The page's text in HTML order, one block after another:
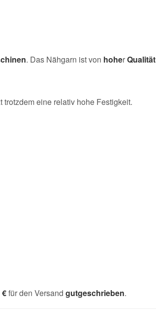
. Das Nähgarn ist von hoherQualität
eine relativ hohe Festigkeit.
€für den Versand gutgeschrieben.